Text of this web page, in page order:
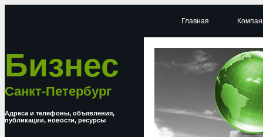
Бизнес
Санкт-Петербург
Адреса и телефоны, объявления,
публикации, новости, ресурсы
Главная